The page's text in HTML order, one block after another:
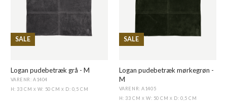
SALE
Logan pudebetræk grå - M
VARENR: A1404
H: 33 CM X W: 50 CM X D: 0,5 CM
SALE
Logan pudebetræk mørkegrøn -
M
VARENR: A1405
H: 33 CM X W: 50 CMX D: 0,5 CM